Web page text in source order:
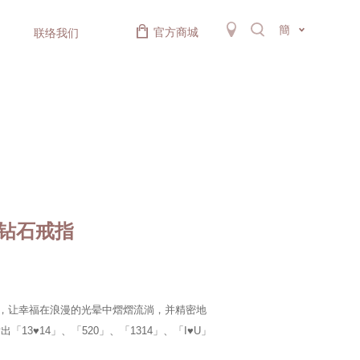
联络我们 官方商城 簡
石戒指
让幸福在浪漫的光晕中熠熠流淌，并精密地
「13♥14」、「520」、「1314」、「I♥U」